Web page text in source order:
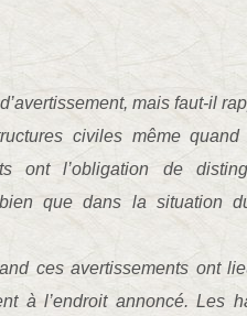
mais faut-il
civiles même
ont l’obligation de
que dans la situation
ces avertissements ont
à l’endroit annoncé. Les